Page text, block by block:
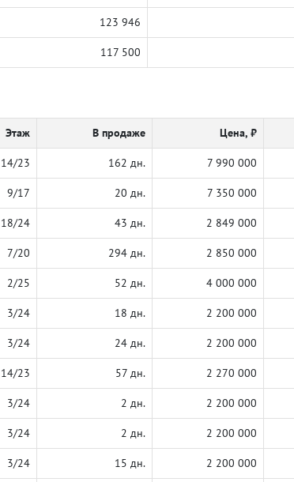
123 946
117 500
Этаж В продаже Цена, ₽
14/23 162 дн. 7 990 000
9/17 20 дн. 7 350 000
18/24 43 дн. 2 849 000
7/20 294 дн. 2 850 000
2/25 52 дн. 4 000 000
3/24 18 дн. 2 200 000
3/24 24 дн. 2 200 000
14/23 57 дн. 2 270 000
3/24 2 дн. 2 200 000
3/24 2 дн. 2 200 000
3/24 15 дн. 2 200 000